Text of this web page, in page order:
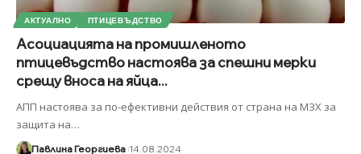
АКТУАЛНО ПТИЦЕВЪДСТВО
Асоциацията на промишленото
птицевъдство настоява за спешни мерки
срещу вноса на яйца...
АПП настоява за по-ефективни действия от страна на МЗХ за
защита на…
Павлина Георгиева 14.08.2024